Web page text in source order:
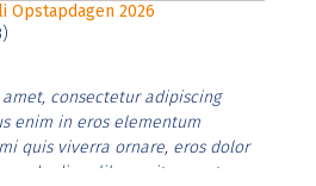
Opstapdagen 2026
consectetur adipiscing
enim in eros elementum
quis viverra ornare, eros dolor
diam libero vitae erat.